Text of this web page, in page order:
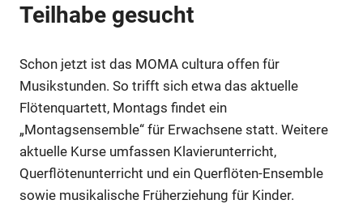
Anzeige
Anzeige
Anzeige
Teilhabe gesucht
Schon jetzt ist das MOMA cultura offen für
Musikstunden. So trifft sich etwa das aktuelle
Flötenquartett, Montags findet ein
„Montagsensemble“ für Erwachsene statt. Weitere
aktuelle Kurse umfassen Klavierunterricht,
Querflötenunterricht und ein Querflöten-Ensemble
sowie musikalische Früherziehung für Kinder.